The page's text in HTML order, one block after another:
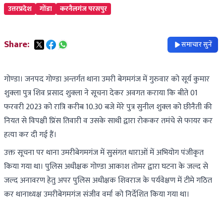
उत्तरप्रदेश गोंडा करनैलगंज परसपुर
Share: समाचार सुनें
गोण्डा। जनपद गोण्डा अन्तर्गत थाना उमरी बेगमगंज में गुरुवार को सूर्य कुमार
शुक्ला पुत्र शिव प्रसाद शुक्ला ने सूचना देकर अवगत कराया कि बीते 01
फरवरी 2023 को रात्रि करीब 10.30 बजे मेरे पुत्र सुनील शुक्ल को छीनैती की
नियत से विपक्षी प्रिंस तिवारी व उसके साथी द्वारा रोककर तमंचे से फायर कर
हत्या कर दी गई हैं।
उक्त सूचना पर थाना उमरीबेगमगंज में सुसंगत धाराओं में अभियोग पंजीकृत
किया गया था। पुलिस अधीक्षक गोण्डा आकाश तोमर द्वारा घटना के जल्द से
जल्द अनावरण हेतु अपर पुलिस अधीक्षक शिवराज के पर्यवेक्षण में टीमे गठित
कर थानाध्यक्ष उमरीबेगमगंज संजीव वर्मा को निर्देशित किया गया था।